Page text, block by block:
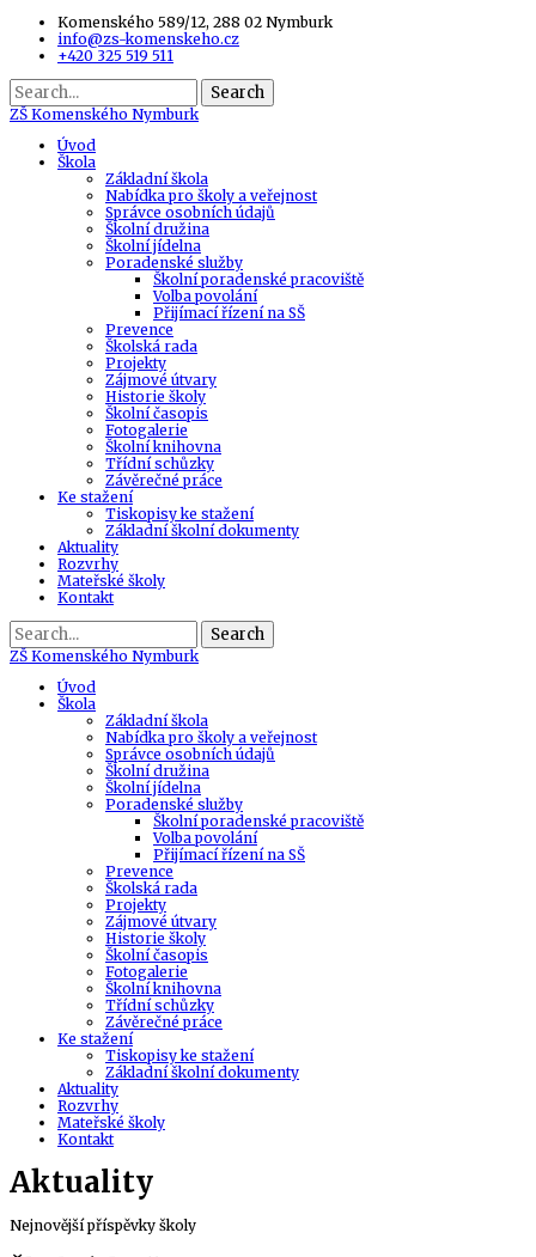
Komenského 589/12, 288 02 Nymburk
info@zs-komenskeho.cz
+420 325 519 511
Search
ZŠ Komenského Nymburk
Úvod
Škola
Základní škola
Nabídka pro školy a veřejnost
Správce osobních údajů
Školní družina
Školní jídelna
Poradenské služby
Školní poradenské pracoviště
Volba povolání
Přijímací řízení na SŠ
Prevence
Školská rada
Projekty
Zájmové útvary
Historie školy
Školní časopis
Fotogalerie
Školní knihovna
Třídní schůzky
Závěrečné práce
Ke stažení
Tiskopisy ke stažení
Základní školní dokumenty
Aktuality
Rozvrhy
Mateřské školy
Kontakt
Search
ZŠ Komenského Nymburk
Úvod
Škola
Základní škola
Nabídka pro školy a veřejnost
Správce osobních údajů
Školní družina
Školní jídelna
Poradenské služby
Školní poradenské pracoviště
Volba povolání
Přijímací řízení na SŠ
Prevence
Školská rada
Projekty
Zájmové útvary
Historie školy
Školní časopis
Fotogalerie
Školní knihovna
Třídní schůzky
Závěrečné práce
Ke stažení
Tiskopisy ke stažení
Základní školní dokumenty
Aktuality
Rozvrhy
Mateřské školy
Kontakt
Aktuality
Nejnovější příspěvky školy